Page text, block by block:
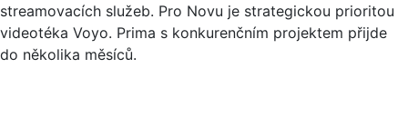
streamovacích služeb. Pro Novu je strategickou prioritou
videotéka Voyo. Prima s konkurenčním projektem přijde
do několika měsíců.